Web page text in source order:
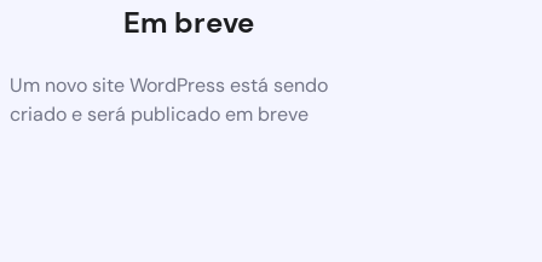
Em breve
Um novo site WordPress está sendo
criado e será publicado em breve